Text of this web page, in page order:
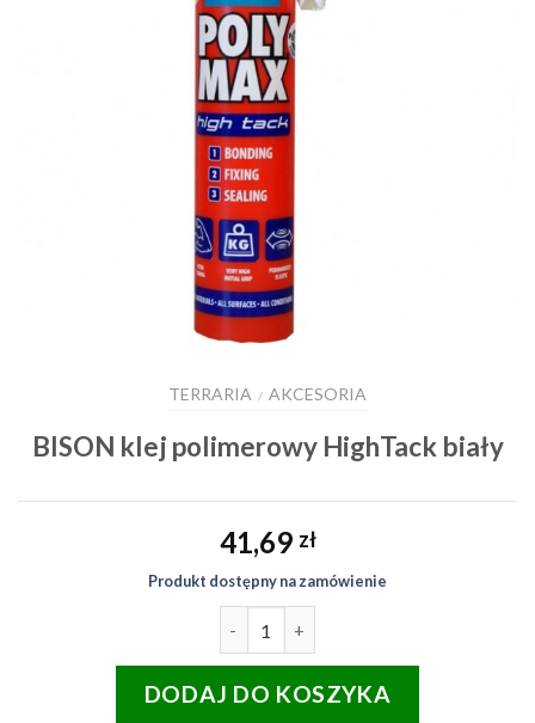
TERRARIA / AKCESORIA
BISON klej polimerowy HighTack biały
41,69 zł
Produkt dostępny na zamówienie
DODAJ DO KOSZYKA